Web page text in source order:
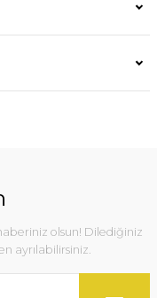
olsun! Dilediğiniz
ayrılabilirsiniz.